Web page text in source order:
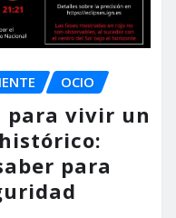
OCIO
para vivir un
para